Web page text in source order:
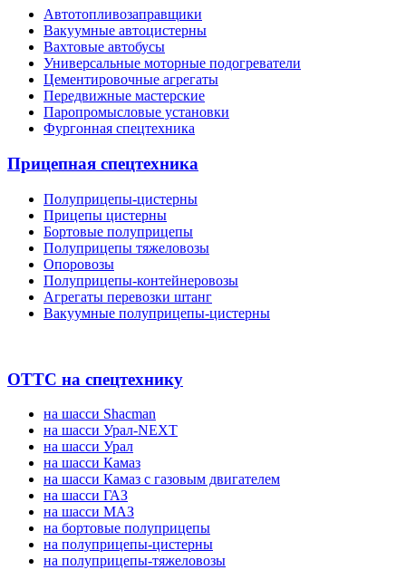
Автотопливозаправщики
Вакуумные автоцистерны
Вахтовые автобусы
Универсальные моторные подогреватели
Цементировочные агрегаты
Передвижные мастерские
Паропромысловые установки
Фургонная спецтехника
Прицепная спецтехника
Полуприцепы-цистерны
Прицепы цистерны
Бортовые полуприцепы
Полуприцепы тяжеловозы
Опоровозы
Полуприцепы-контейнеровозы
Агрегаты перевозки штанг
Вакуумные полуприцепы-цистерны
ОТТС на спецтехнику
на шасси Shacman
на шасси Урал-NEXT
на шасси Урал
на шасси Камаз
на шасси Камаз с газовым двигателем
на шасси ГАЗ
на шасси МАЗ
на бортовые полуприцепы
на полуприцепы-цистерны
на полуприцепы-тяжеловозы